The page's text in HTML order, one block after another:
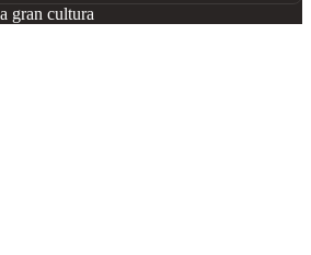
gran cultura